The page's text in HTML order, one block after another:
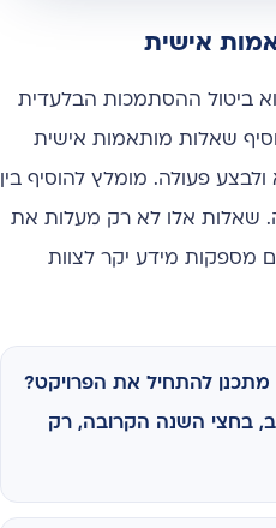
אישית
ביטול ההסתמכות הבלעדית
שאלות מותאמות אישית
פעולה. מומלץ להוסיף בין
שאלות אלו לא רק מעלות את
מספקות מידע יקר לצוות
להתחיל את הפרויקט?
בחצי השנה הקרובה, רק